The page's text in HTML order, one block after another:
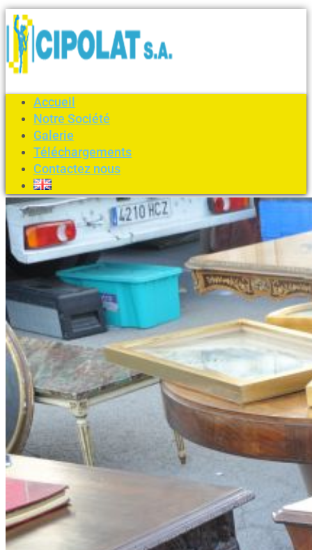
Accueil
Notre Société
Galerie
Téléchargements
Contactez nous